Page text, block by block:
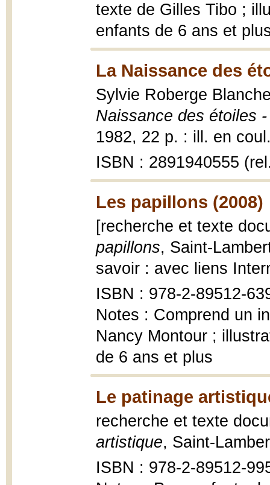
texte de Gilles Tibo ;
enfants de 6 ans et
La Naissance des
Sylvie Roberge
Naissance des étoiles
1982, 22 p. : ill. en
ISBN : 2891940555
Les papillons (2008)
[recherche et texte
papillons, Saint-
savoir : avec liens
ISBN : 978-2-89512-
Notes : Comprend un
Nancy Montour ;
de 6 ans et plus
Le patinage
recherche et texte
artistique, Saint-
ISBN : 978-2-89512-